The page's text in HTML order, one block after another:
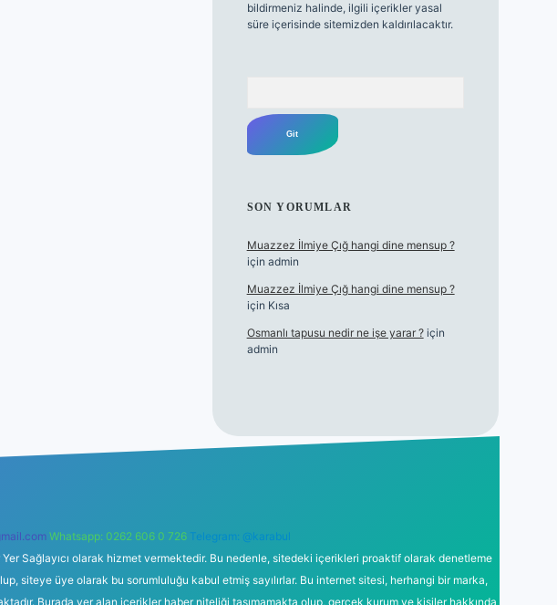
bildirmeniz halinde, ilgili içerikler yasal
süre içerisinde sitemizden kaldırılacaktır.
SON YORUMLAR
Muazzez İlmiye Çığ hangi dine mensup ?
için admin
Muazzez İlmiye Çığ hangi dine mensup ?
için Kısa
Osmanlı tapusu nedir ne işe yarar ?için
admin
Whatsapp: 0262 606 0 726 Telegram: @karabul
Sağlayıcı olarak hizmet vermektedir. Bu nedenle, sitedeki içerikleri proaktif olarak denetleme
siteye üye olarak bu sorumluluğu kabul etmiş sayılırlar. Bu internet sitesi, herhangi bir marka,
Burada yer alan içerikler haber niteliği taşımamakta olup, gerçek kurum ve kişiler hakkında